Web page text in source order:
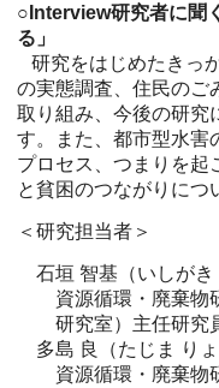
○Interview研究者に聞
る」
研究をはじめたきっ
の実態調査、住民のご
取り組み、今後の研究
す。また、都市型水害
プロセス、つまりを起
と貧困のつながりにつ
＜研究担当者＞
石垣 智基（いしがき
資源循環・廃棄物
研究室）主任研究
多島 良（たじま りょ
資源循環・廃棄物